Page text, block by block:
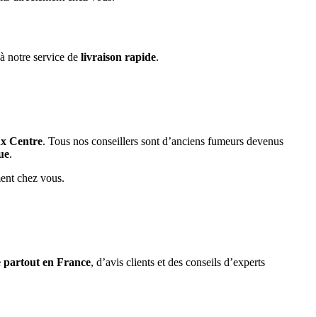
notre service de livraison rapide.
Centre. Tous nos conseillers sont d’anciens fumeurs devenus
.
chez vous.
en France, d’avis clients et des conseils d’experts